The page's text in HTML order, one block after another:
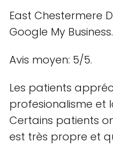
East Chestermere
Google My Business.
Avis moyen: 5/5.
Les patients
profesionalisme et
Certains patients
est très propre et